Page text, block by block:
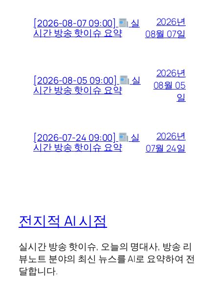
[2026-08-07 09:00] 실
시간 방송 핫이슈 요약
2026년
08월 07일
[2026-08-05 09:00] 실
시간 방송 핫이슈 요약
2026년
08월 05
일
[2026-07-24 09:00] 실
시간 방송 핫이슈 요약
2026년
07월 24일
전지적 AI 시점
실시간 방송 핫이슈, 오늘의 명대사, 방송 리
뷰노트 분야의 최신 뉴스를 AI로 요약하여 전
달합니다.